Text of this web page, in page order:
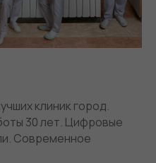
клиник город.
30 лет. Цифровые
Современное